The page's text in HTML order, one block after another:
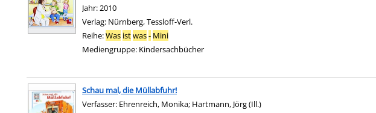
Jahr:2010
Verlag: Nürnberg, Tessloff-Verl.
Reihe:Was istwas- Mini
Mediengruppe: Kindersachbücher
Schau mal, die Müllabfuhr!
Verfasser: Ehrenreich, Monika; Hartmann, Jörg (Ill.)